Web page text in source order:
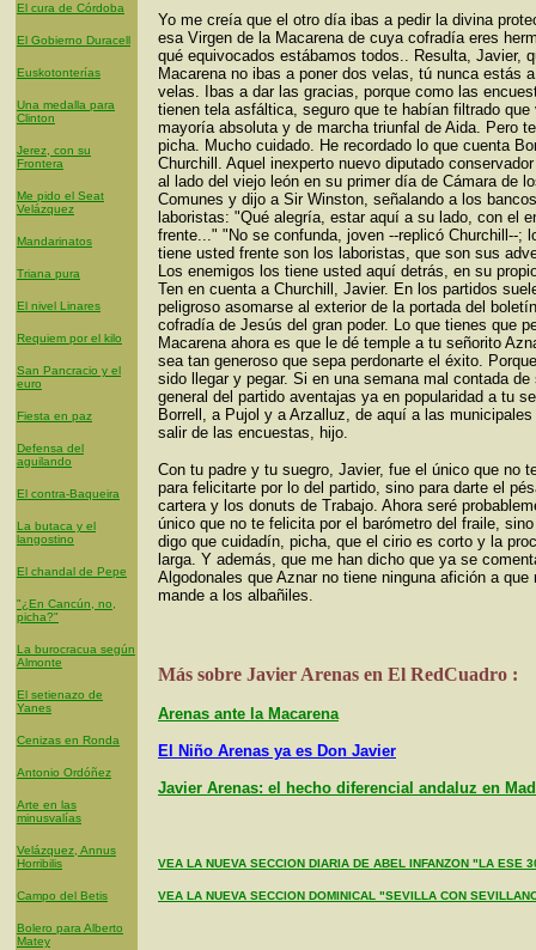
El cura de Córdoba
El Gobierno Duracell
Euskotonterías
Una medalla para
Clinton
Jerez, con su
Frontera
Me pido el Seat
Velázquez
Mandarinatos
Triana pura
El nivel Linares
Requiem por el kilo
San Pancracio y el
euro
Fiesta en paz
Defensa del
aguilando
El contra-Baqueira
La butaca y el
langostino
El chandal de Pepe
"¿En Cancún, no,
picha?"
La burocracua según
Almonte
El setienazo de
Yanes
Cenizas en Ronda
Antonio Ordóñez
Arte en las
minusvalías
Velázquez, Annus
Horribilis
Campo del Betis
Bolero para Alberto
Matey
Yo me creía que el otro día ibas a pedir la divina
esa Virgen de la Macarena de cuya cofradía eres
qué equivocados estábamos todos.. Resulta, Javier,
Macarena no ibas a poner dos velas, tú nunca estás
velas. Ibas a dar las gracias, porque como las
tienen tela asfáltica, seguro que te habían filtrado que
mayoría absoluta y de marcha triunfal de Aida. Pero
picha. Mucho cuidado. He recordado lo que cuenta
Churchill. Aquel inexperto nuevo diputado
al lado del viejo león en su primer día de Cámara de
Comunes y dijo a Sir Winston, señalando a los
laboristas: "Qué alegría, estar aquí a su lado, con el
frente..." "No se confunda, joven --replicó Churchill--;
tiene usted frente son los laboristas, que son sus
Los enemigos los tiene usted aquí detrás, en su
Ten en cuenta a Churchill, Javier. En los partidos
peligroso asomarse al exterior de la portada del
cofradía de Jesús del gran poder. Lo que tienes que
Macarena ahora es que le dé temple a tu señorito
sea tan generoso que sepa perdonarte el éxito.
sido llegar y pegar. Si en una semana mal contada de
general del partido aventajas ya en popularidad a tu
Borrell, a Pujol y a Arzalluz, de aquí a las
salir de las encuestas, hijo.
Con tu padre y tu suegro, Javier, fue el único que no
para felicitarte por lo del partido, sino para darte el
cartera y los donuts de Trabajo. Ahora seré
único que no te felicita por el barómetro del fraile,
digo que cuidadín, picha, que el cirio es corto y la
larga. Y además, que me han dicho que ya se
Algodonales que Aznar no tiene ninguna afición a que
mande a los albañiles.
Más sobre Javier Arenas en El RedCuadro :
Arenas ante la Macarena
El Niño Arenas ya es Don Javier
Javier Arenas: el hecho diferencial andaluz en
VEA LA NUEVA SECCION DIARIA DE ABEL INFANZON "LA ESE
VEA LA NUEVA SECCION DOMINICAL "SEVILLA CON